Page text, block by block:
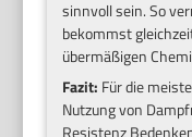
sinnvoll sein. So
bekommst
übermäßigen
Fazit: Für die
Nutzung von